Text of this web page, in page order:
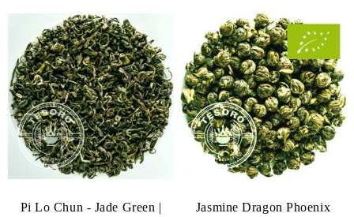
Pi Lo Chun - Jade Green |
Jasmine Dragon Phoenix